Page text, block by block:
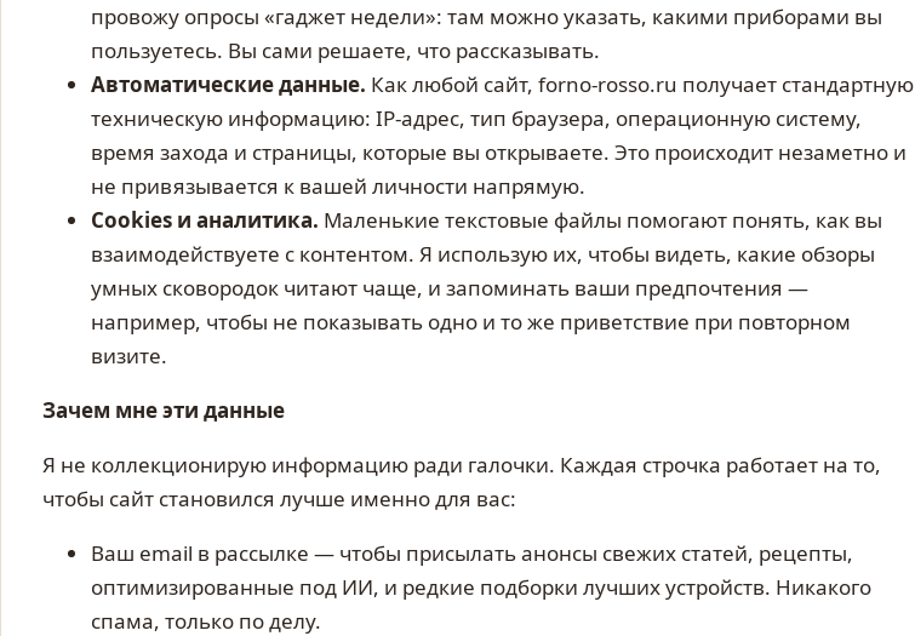
провожу опросы «гаджет недели»: там можно указать, какими приборами вы
пользуетесь. Вы сами решаете, что рассказывать.
Автоматические данные. Как любой сайт, forno-rosso.ru получает стандартную
техническую информацию: IP-адрес, тип браузера, операционную систему,
время захода и страницы, которые вы открываете. Это происходит незаметно и
не привязывается к вашей личности напрямую.
Cookies и аналитика. Маленькие текстовые файлы помогают понять, как вы
взаимодействуете с контентом. Я использую их, чтобы видеть, какие обзоры
умных сковородок читают чаще, и запоминать ваши предпочтения —
например, чтобы не показывать одно и то же приветствие при повторном
визите.
Зачем мне эти данные
Я не коллекционирую информацию ради галочки. Каждая строчка работает на то,
чтобы сайт становился лучше именно для вас:
Ваш email в рассылке — чтобы присылать анонсы свежих статей, рецепты,
оптимизированные под ИИ, и редкие подборки лучших устройств. Никакого
спама, только по делу.